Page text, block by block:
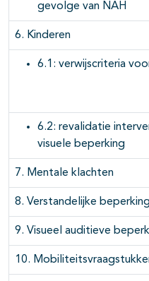
gevolge van NAH
6. Kinderen
6.1: verwijscriteria
6.2: revalidatie
visuele beperking
7. Mentale klachten
8. Verstandelijke beperking
9. Visueel auditieve
10.